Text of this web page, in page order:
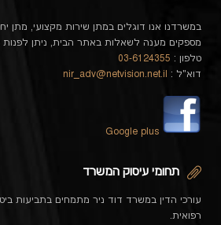
במשרדנו אנו דוגלים במתן שירות מקצועי, מתן
מספקים מענה לשאלות באתר הבית, ניתן לפנות
טלפון : 03-6124355
דוא"ל : nir_adv@netvision.net.il
Google plus
תחומי עיסוק המשרד
עורכי הדין במשרד דוד ניר מתמחים בתביעות
רפואית.